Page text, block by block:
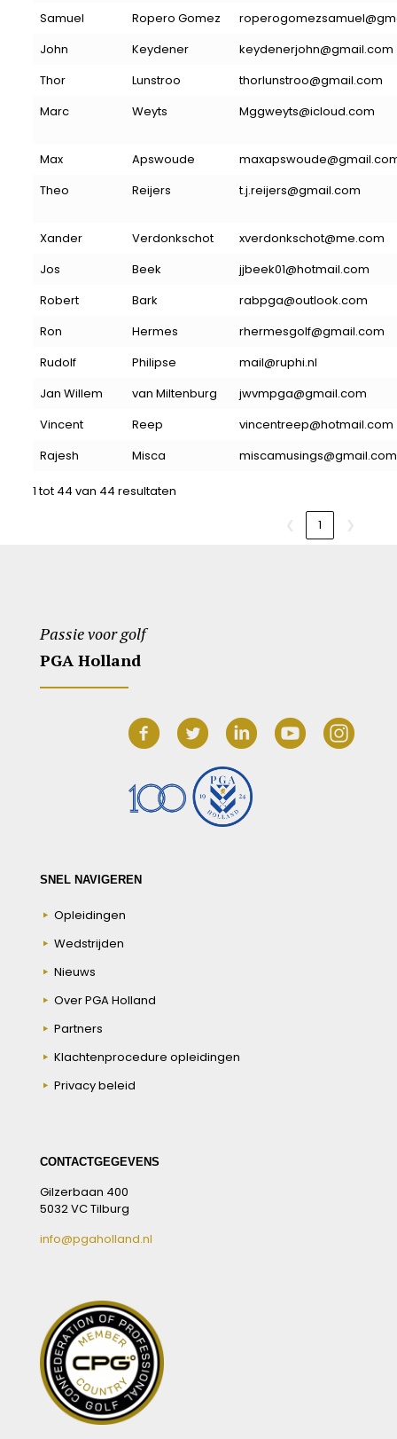
Samuel Ropero Gomez
John
Keydener
keydenerjohn@gmail.com
Thor
Lunstroo
thorlunstroo@gmail.com
Marc
Weyts Mggweyts@icloud.com
Max Apswoude
Theo
Reijers t.j.reijers@gmail.com
Xander Verdonkschot
xverdonkschot@me.com
Jos
Beek
jjbeek01@hotmail.com
Robert
Bark
rabpga@outlook.com
Ron
Hermes
rhermesgolf@gmail.com
Rudolf
Philipse
mail@ruphi.nl
Jan Willem
van Miltenburg
jwvmpga@gmail.com
Vincent
Reep
vincentreep@hotmail.com
Rajesh
Misca miscamusings@gmail.com
1 tot 44 van 44 resultaten
1
Passie voor golf
PGA Holland
SNEL NAVIGEREN
Opleidingen
Wedstrijden
Nieuws
Over PGA Holland
Partners
Klachtenprocedure opleidingen
Privacy beleid
CONTACTGEGEVENS
Gilzerbaan 400
5032 VC Tilburg
info@pgaholland.nl